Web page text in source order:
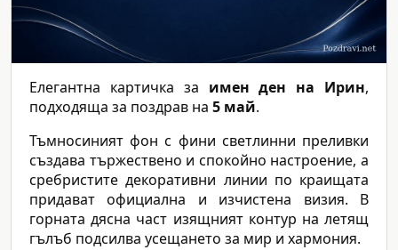
Елегантна картичка за имен ден на Ирин,
подходяща за поздрав на 5 май.
Тъмносиният фон с фини светлинни преливки
създава тържествено и спокойно настроение, а
сребристите декоративни линии по краищата
придават официална и изчистена визия. В
горната дясна част изящният контур на летящ
гълъб подсилва усещането за мир и хармония.